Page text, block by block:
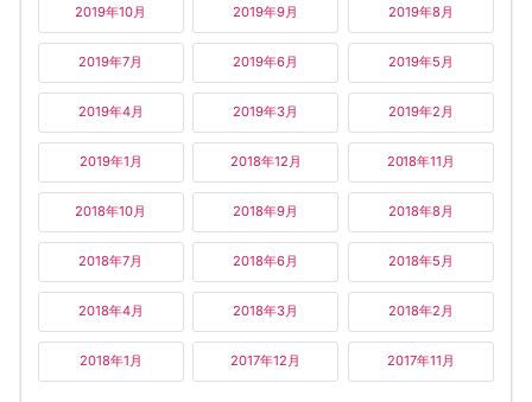
2019年10月 2019年9月 2019年8月
2019年7月 2019年6月 2019年5月
2019年4月 2019年3月 2019年2月
2019年1月 2018年12月 2018年11月
2018年10月 2018年9月 2018年8月
2018年7月 2018年6月 2018年5月
2018年4月 2018年3月 2018年2月
2018年1月 2017年12月 2017年11月